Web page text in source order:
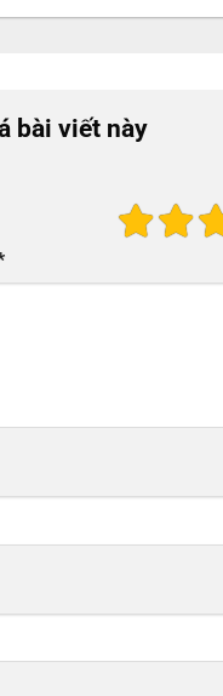
bài viết này